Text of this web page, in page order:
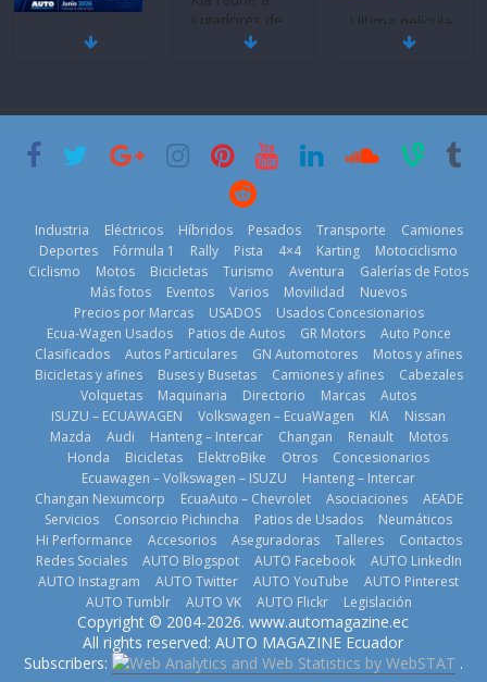
Mercado
historia
11 de julio de
BMW, Toyota,
Bosch y
prueban flota
que usa
gasolina 100%
renovable
25 de julio de
2026
jugadores de
fútbol de todo
2026
La Vuelta al
Ecuador 2026,
edición 47ª,
recorre 7
provincias en 8
días
1 de agosto de
2026
La FEDAK
recibe 12
Sinotruk
Ultima película
‘Spider‑Man:
29 de julio de
¿Qué puede
pasar con tu
vehículo si
permanece
varios días sin
usar?
3 de agosto de
2026
La FEDAK
recibe 12
Industria Eléctricos Híbridos Pesados Transporte
Camiones
Deportes
Fórmula 1 Rally Pista 4×4 Karting
Motociclismo
Ciclismo
Motos Bicicletas Turismo Aventura
Galerías de Fotos
Más fotos
Eventos Varios Movilidad
Nuevos
Precios por Marcas
USADOS
Usados Concesionarios
Ecua-Wagen Usados
Patios de Autos GR Motors
Auto Ponce
Clasificados
Autos Particulares GN Automotores
Motos y afines
Bicicletas y afines
Buses y Busetas Camiones y afines
Cabezales
Volquetas
Maquinaria Directorio Marcas
Autos
ISUZU – ECUAWAGEN
Volkswagen – EcuaWagen KIA
Nissan
Mazda
Audi Hanteng – Intercar Changan Renault
Motos
Honda
Bicicletas ElektroBike Otros
Concesionarios
Ecuawagen – Volkswagen – ISUZU
Hanteng – Intercar
Changan Nexumcorp
EcuaAuto – Chevrolet Asociaciones
AEADE
Servicios
Consorcio Pichincha Patios de Usados
Neumáticos
Hi Performance
Accesorios Aseguradoras Talleres
Contactos
Redes Sociales
AUTO Blogspot AUTO Facebook
AUTO LinkedIn
AUTO Instagram
AUTO Twitter AUTO YouTube
AUTO Pinterest
AUTO Tumblr
AUTO VK AUTO Flickr Legislación
Copyright © 2004-2026. www.automagazine.ec
All rights reserved: AUTO MAGAZINE Ecuador
Subscribers:
.